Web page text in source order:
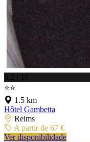
6.2 / 10
⭐⭐
1.5 km
Hôtel Gambetta
Reims
A partir de 67 €
Ver disponibilidade